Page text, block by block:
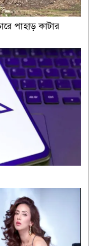
পাহাড় কাটার